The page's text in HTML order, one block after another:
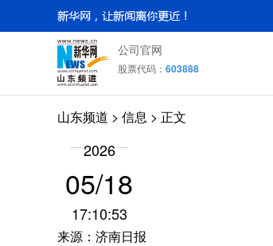
公司官网
股票代码： 603888
山东频道 > 信息 > 正文
2026
05/18
17:10:53
来源：济南日报